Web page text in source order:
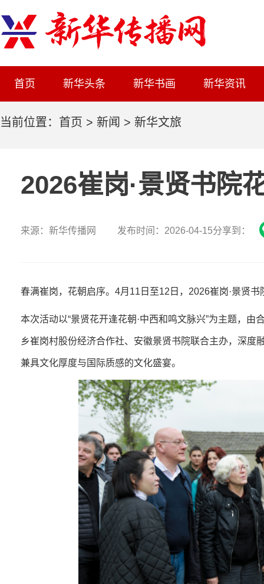
首页 新华头条 新华书画 新华资讯
当前位置： 首页 > 新闻 > 新华文旅
2026崔岗·景贤书院
来源：新华传播网 发布时间：2026-04-15分享到：
春满崔岗，花朝启序。4月11日至12日，2026崔岗·景贤
本次活动以“景贤花开逢花朝·中西和鸣文脉兴”为主题，
乡崔岗村股份经济合作社、安徽景贤书院联合主办，深
兼具文化厚度与国际质感的文化盛宴。